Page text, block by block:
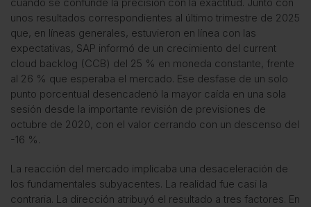
unos resultados correspondientes al último trimestre de 2025
que, en líneas generales, estuvieron en línea con las
expectativas, SAP informó de un crecimiento del current
cloud backlog (CCB) del 25 % en moneda constante, frente
al 26 % que esperaba el mercado. Ese desfase de un solo
punto porcentual desencadenó la mayor caída en una sola
sesión desde la importante revisión de previsiones de
octubre de 2020, con el valor cerrando con un descenso del
-16 %.
La reacción del mercado implicaba una desaceleración de
los fundamentales subyacentes. La realidad fue casi la
contraria. La dirección atribuyó el resultado a tres factores. En